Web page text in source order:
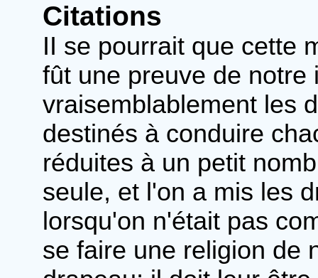
Citations
II se pourrait que cette
fût une preuve de notre
vraisemblablement les
destinés à conduire
réduites à un petit
seule, et l'on a mis les
lorsqu'on n'était pas
se faire une religion de